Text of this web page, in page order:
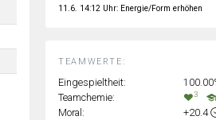
TEAMWERTE:
Eingespieltheit:
Teamchemie:
3
Moral:
+20.4
11.6. 14:12 Uhr: Energie/Form erhöhen